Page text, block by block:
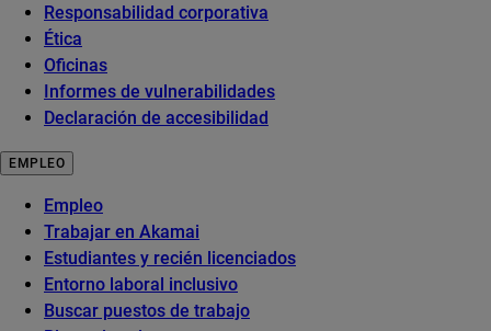
Responsabilidad corporativa
Ética
Oficinas
Informes de vulnerabilidades
Declaración de accesibilidad
EMPLEO
Empleo
Trabajar en Akamai
Estudiantes y recién licenciados
Entorno laboral inclusivo
Buscar puestos de trabajo